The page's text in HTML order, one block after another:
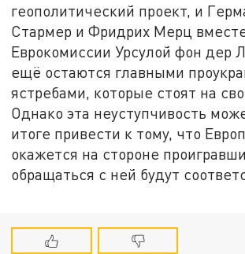
геополитический проект, и
Стармер и Фридрих Мерц
Еврокомиссии Урсулой фон дер
ещё остаются главными
ястребами, которые стоят на
Однако эта неуступчивость
итоге привести к тому, что
окажется на стороне
обращаться с ней будут